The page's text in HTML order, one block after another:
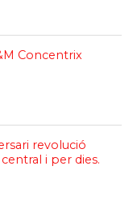
Concentrix
revolució
i per dies.